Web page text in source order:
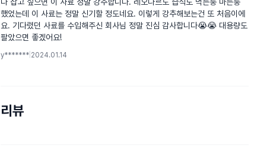
했었는데 이 사료는 정말 신기할 정도네요. 이렇게 강추해보는건 또 처음이에
요. 기다렸던 사료를 수입해주신 회사님 정말 진심 감사합니다😭😭 대용량도
팔았으면 좋겠어요!
y******* 2024.01.14
리뷰